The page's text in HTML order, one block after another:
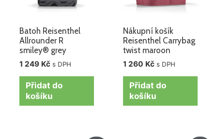
Batoh Reisenthel
Allrounder R
smiley® grey
1 249 Kč s DPH
Přidat do
košíku
Nákupní košík
Reisenthel Carrybag
twist maroon
1 260 Kč s DPH
Přidat do
košíku